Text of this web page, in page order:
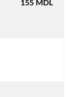
155 MDL